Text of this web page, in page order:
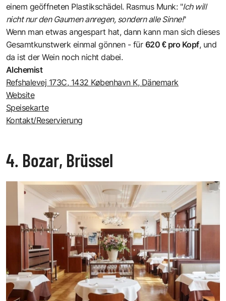
einem geöffneten Plastikschädel. Rasmus Munk: "Ich will
nicht nur den Gaumen anregen, sondern alle Sinne!"
Wenn man etwas angespart hat, dann kann man sich dieses
Gesamtkunstwerk einmal gönnen - für 620 € pro Kopf, und
da ist der Wein noch nicht dabei.
Alchemist
Refshalevej 173C, 1432 København K, Dänemark
Website
Speisekarte
Kontakt/Reservierung
4. Bozar, Brüssel